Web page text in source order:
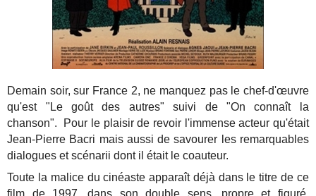
Demain soir, sur France 2, ne manquez pas le chef-d'œuvre
qu'est "Le goût des autres" suivi de "On connaît la
chanson". Pour le plaisir de revoir l'immense acteur qu'était
Jean-Pierre Bacri mais aussi de savourer les remarquables
dialogues et scénarii dont il était le coauteur.
Toute la malice du cinéaste apparaît déjà dans le titre de ce
film de 1997, dans son double sens, propre et figuré,